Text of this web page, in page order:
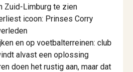
Zuid-Limburg te zien
icoon: Prinses Corry
en op voetbalterreinen: club
alvast een oplossing
doen het rustig aan, maar dat